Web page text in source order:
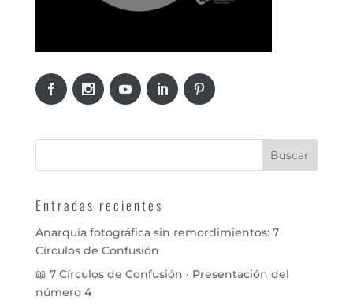
Entradas recientes
Anarquía fotográfica sin remordimientos: 7
Círculos de Confusión
📖 7 Círculos de Confusión · Presentación del
número 4